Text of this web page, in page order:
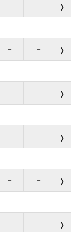
– –
– –
– –
– –
– –
– –